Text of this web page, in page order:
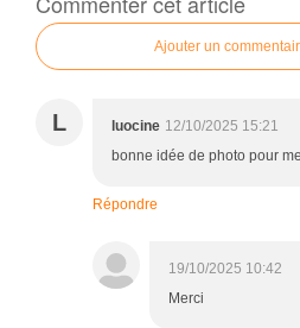
Ajouter un
L luocine 12/10/2025 15:21
bonne idée de photo pour
Répondre
19/10/2025 10:42
Merci